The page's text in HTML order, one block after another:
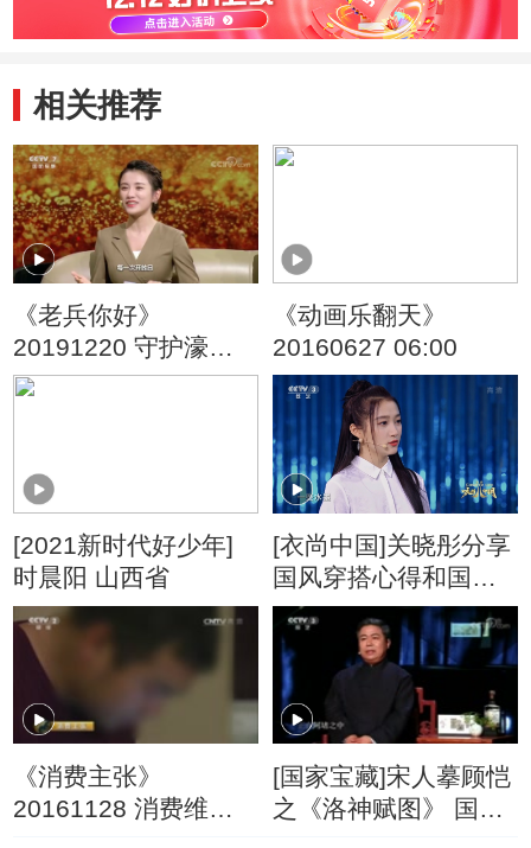
相关推荐
《老兵你好》
20191220 守护濠江
——澳门回归20周年
《动画乐翻天》
20160627 06:00
[2021新时代好少年]
时晨阳 山西省
[衣尚中国]关晓彤分享
国风穿搭心得和国风
生活态度
《消费主张》
20161128 消费维权
[国家宝藏]宋人摹顾恺
之《洛神赋图》 国宝